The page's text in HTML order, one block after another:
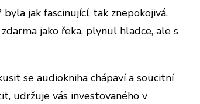
jak fascinující, tak znepokojivá.
jako řeka, plynul hladce, ale s
se audiokniha chápaví a soucitní
udržuje vás investovaného v